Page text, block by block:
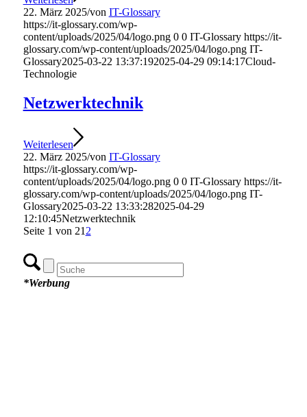
22. März 2025/von IT-Glossary
https://it-glossary.com/wp-
content/uploads/2025/04/logo.png 0 0 IT-Glossary https://it-
glossary.com/wp-content/uploads/2025/04/logo.png IT-
Glossary2025-03-22 13:37:192025-04-29 09:14:17Cloud-
Technologie
Netzwerktechnik
Weiterlesen
22. März 2025/von IT-Glossary
https://it-glossary.com/wp-
content/uploads/2025/04/logo.png 0 0 IT-Glossary https://it-
glossary.com/wp-content/uploads/2025/04/logo.png IT-
Glossary2025-03-22 13:33:282025-04-29
12:10:45Netzwerktechnik
Seite 1 von 21 2
*Werbung